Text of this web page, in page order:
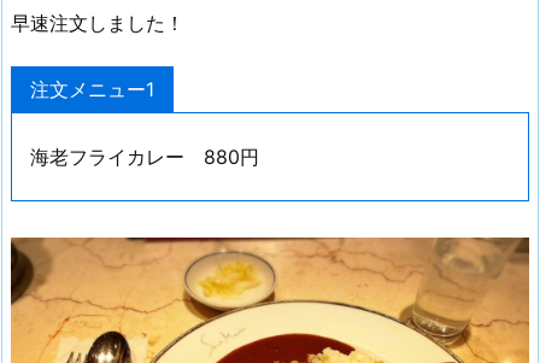
早速注文しました！
注文メニュー1
海老フライカレー 880円